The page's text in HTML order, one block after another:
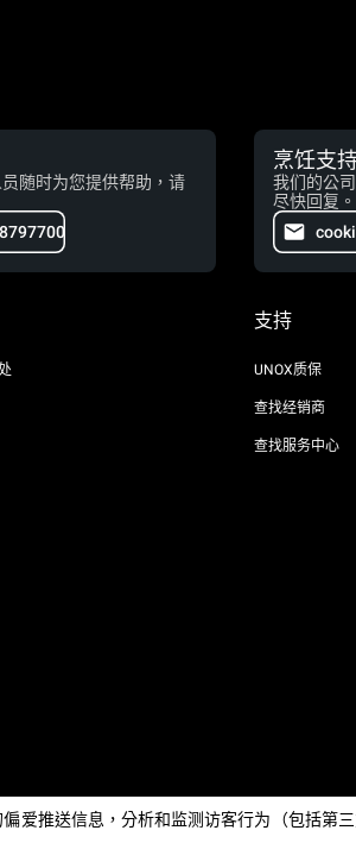
随时为您提供帮助，请
烹饪支
我们的公
尽快回复。
支持
UNOX质保
查找经销商
查找服务中心
爱推送信息，分析和监测访客行为（包括第